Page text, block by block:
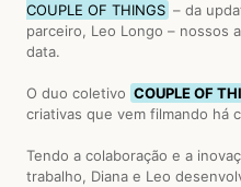
COUPLE OF THINGS – da
parceiro, Leo Longo – nossos
data.
O duo coletivo COUPLE OF
criativas que vem filmando há
Tendo a colaboração e a
trabalho, Diana e Leo